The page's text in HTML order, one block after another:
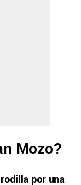
Mozo?
por una